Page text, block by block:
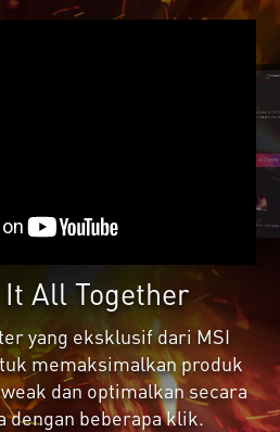
All Together
yang eksklusif dari MSI
memaksimalkan produk
dan optimalkan secara
dengan beberapa klik.